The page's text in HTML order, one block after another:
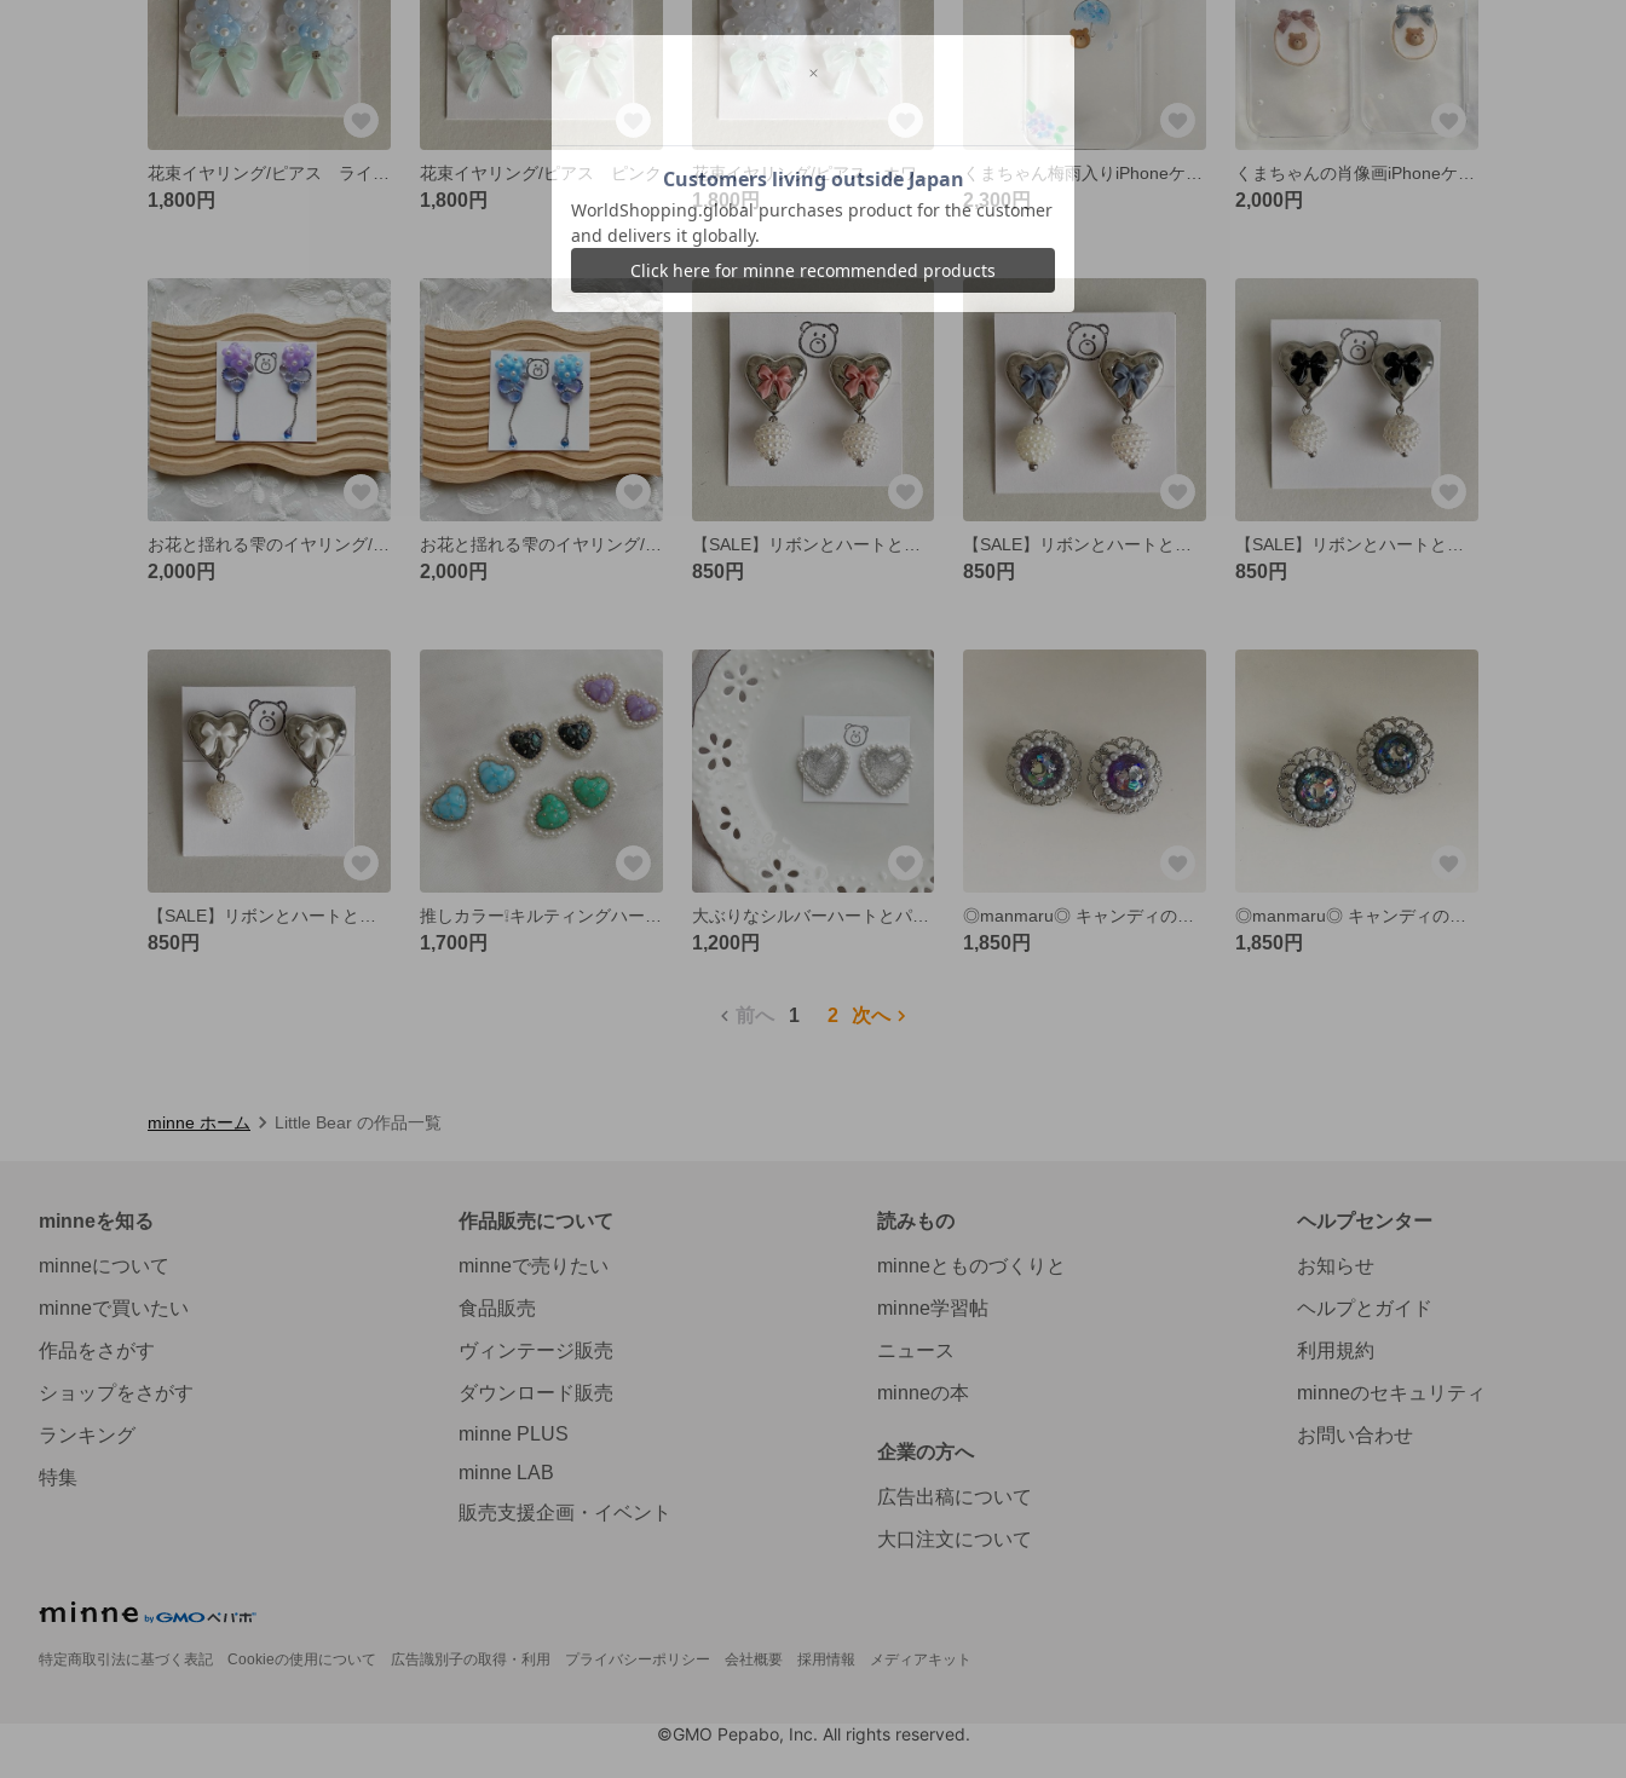
1,800円
花束イヤリング/ピアス ピンク
1,800円
花束イヤリング/ピアス ホワイト
1,800円 2,300円 2,000円
2,000円
お花と揺れる雫のイヤリング/ピアス 水色
2,000円 850円 850円 850円
850円 1,700円
大ぶりなシルバーハートとパールのイヤリング/ピアス
1,200円 1,850円 1,850円
前へ 1 2 次へ
minne ホーム Little Bear の作品一覧
minneを知る
minneについて
minneで買いたい
作品をさがす
ショップをさがす
ランキング
特集
作品販売について
minneで売りたい
食品販売
ヴィンテージ販売
ダウンロード販売
minne PLUS
minne LAB
販売支援企画・イベント
読みもの
minneとものづくりと
minne学習帖
ニュース
minneの本
企業の方へ
広告出稿について
大口注文について
ヘルプセンター
お知らせ
ヘルプとガイド
利用規約
minneのセキュリティ
お問い合わせ
特定商取引法に基づく表記 Cookieの使用について 広告識別子の取得・利用 プライバシーポリシー 会社概要 採用情報 メディアキット
©GMO Pepabo, Inc. All rights reserved.